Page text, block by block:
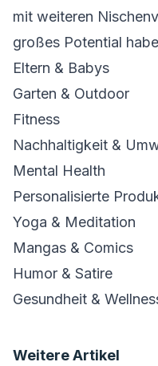
mit weiteren
großes Potential
Eltern & Babys
Garten & Outdoor
Fitness
Nachhaltigkeit &
Mental Health
Personalisierte
Yoga & Meditation
Mangas & Comics
Humor & Satire
Gesundheit &
Weitere Artikel